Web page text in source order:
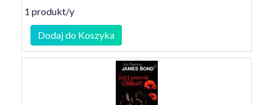
1 produkt/y
Dodaj do Koszyka